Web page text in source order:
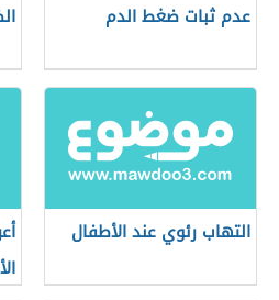
عدم ثبات ضغط الدم
التهاب رئوي عند الأطفال